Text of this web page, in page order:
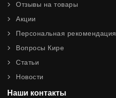
Отзывы на товары
Акции
Персональная рекомендация
Вопросы Кире
Статьи
Новости
Наши контакты